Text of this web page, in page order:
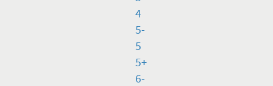
4
5-
5
5+
6-